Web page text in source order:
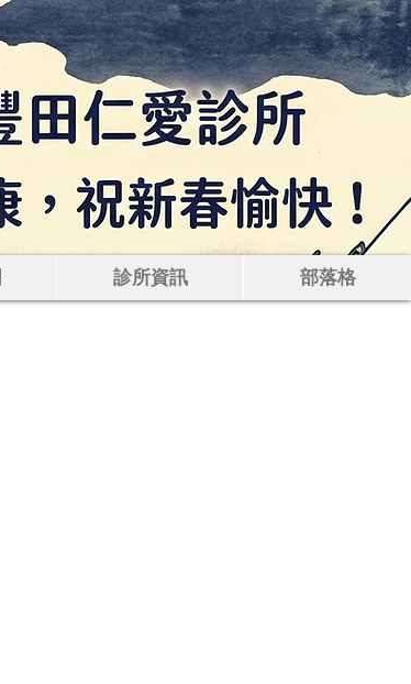
｜健康檢
診所資訊 部落格